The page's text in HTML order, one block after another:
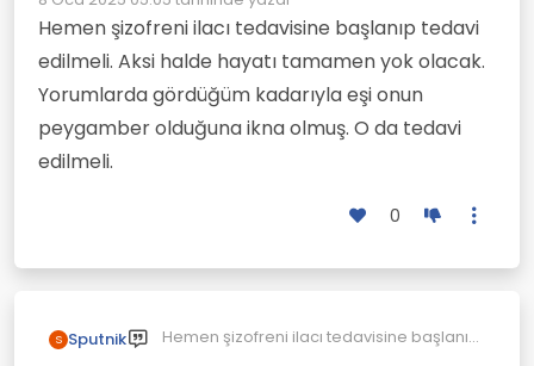
Son düzenleyen:
Hemen şizofreni ilacı tedavisine başlanıp tedavi
edilmeli. Aksi halde hayatı tamamen yok olacak.
Yorumlarda gördüğüm kadarıyla eşi onun
peygamber olduğuna ikna olmuş. O da tedavi
edilmeli.
0
S Sputnik
Hemen şizofreni ilacı tedavisine başlanıp